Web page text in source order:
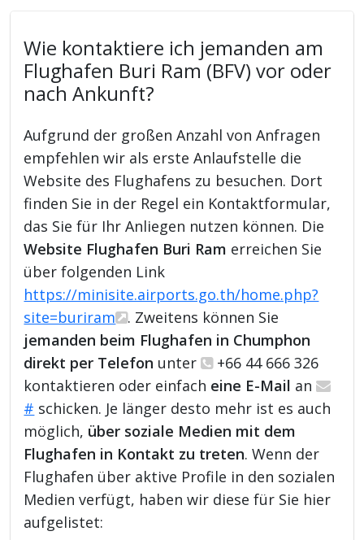
Wie kontaktiere ich jemanden am
Flughafen Buri Ram (BFV) vor oder
nach Ankunft?
Aufgrund der großen Anzahl von Anfragen
empfehlen wir als erste Anlaufstelle die
Website des Flughafens zu besuchen. Dort
finden Sie in der Regel ein Kontaktformular,
das Sie für Ihr Anliegen nutzen können. Die
Website Flughafen Buri Ram erreichen Sie
über folgenden Link
https://minisite.airports.go.th/home.php?
site=buriram
. Zweitens können Sie
jemanden beim Flughafen in Chumphon
direkt per Telefon unter
+66 44 666 326
kontaktieren oder einfach eine E-Mail an
# schicken. Je länger desto mehr ist es auch
möglich, über soziale Medien mit dem
Flughafen in Kontakt zu treten. Wenn der
Flughafen über aktive Profile in den sozialen
Medien verfügt, haben wir diese für Sie hier
aufgelistet: